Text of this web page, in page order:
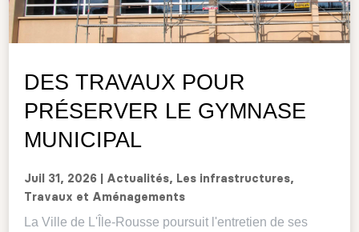
DES TRAVAUX POUR
PRÉSERVER LE GYMNASE
MUNICIPAL
Juil 31, 2026 Actualités, Les infrastructures,
Travaux et Aménagements
La Ville de L'Île-Rousse poursuit l'entretien de ses